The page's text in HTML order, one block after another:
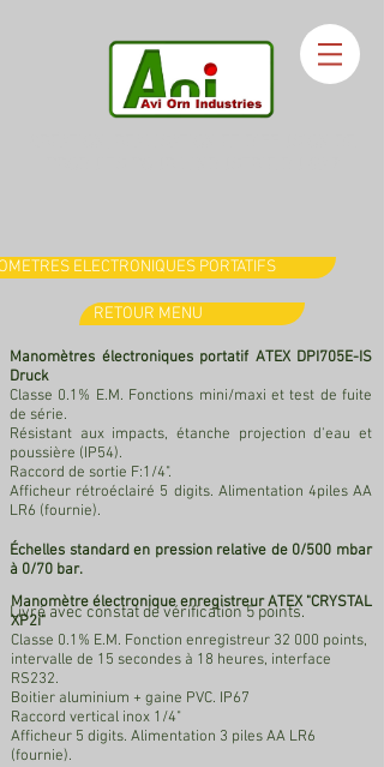
ELECTRONIQUES PORTATIFS
RETOUR MENU
Manomètres électroniques portatif ATEX DPI705E-IS
Druck
Classe 0.1% E.M. Fonctions mini/maxi et test de fuite
de série.
Résistant aux impacts, étanche projection d'eau et
poussière (IP54).
Raccord de sortie F:1/4".
Afficheur rétroéclairé 5 digits. Alimentation 4piles AA
LR6 (fournie).
Échelles standard en pression relative de 0/500 mbar
à 0/70 bar.
Livré avec constat de vérification 5 points.
Manomètre électronique enregistreur ATEX "CRYSTAL
XP2i"
Classe 0.1% E.M. Fonction enregistreur 32 000 points,
intervalle de 15 secondes à 18 heures, interface
RS232.
Boitier aluminium + gaine PVC. IP67
Raccord vertical inox 1/4"
Afficheur 5 digits. Alimentation 3 piles AA LR6
(fournie).